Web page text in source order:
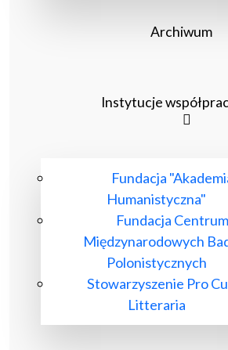
Archiwum
Instytucje
Fundacja
Humanistyczna"
Fundacja Centrum
Międzynarodowych
Polonistycznych
Stowarzyszenie Pro
Litteraria